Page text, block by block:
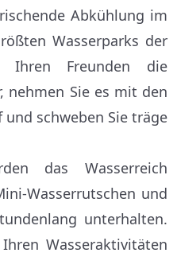
Abkühlung im
Wasserparks der
Freunden die
nehmen Sie es mit den
schweben Sie träge
das Wasserreich
Wasserrutschen und
unterhalten.
Wasseraktivitäten